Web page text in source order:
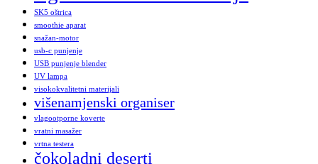
SK5 oštrica
smoothie aparat
snažan-motor
usb-c punjenje
USB punjenje blender
UV lampa
visokokvalitetni materijali
višenamjenski organiser
vlagootporne koverte
vratni masažer
vrtna testera
čokoladni deserti